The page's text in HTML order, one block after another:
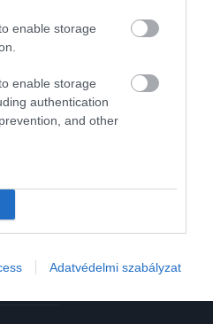
enable storage
enable storage
authentication
and other
Adatvédelmi szabályzat